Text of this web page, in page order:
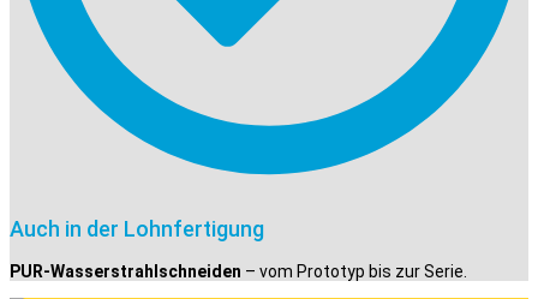
Auch in der Lohnfertigung
PUR-Wasserstrahlschneiden – vom Prototyp bis zur Serie.